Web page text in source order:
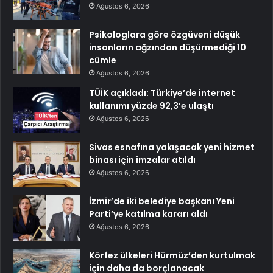
Ağustos 6, 2026
Psikologlara göre özgüveni düşük
insanların ağzından düşürmediği 10
cümle
Ağustos 6, 2026
TÜİK açıkladı: Türkiye’de internet
kullanımı yüzde 92,3’e ulaştı
Ağustos 6, 2026
Sivas esnafına yakışacak yeni hizmet
binası için imzalar atıldı
Ağustos 6, 2026
İzmir’de iki belediye başkanı Yeni
Parti’ye katılma kararı aldı
Ağustos 6, 2026
Körfez ülkeleri Hürmüz’den kurtulmak
için daha da borçlanacak